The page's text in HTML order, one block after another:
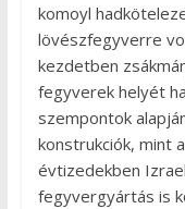
komoyl
lövészfegyverre
kezdetben
fegyverek helyét
szempontok
konstrukciók, mint
évtizedekben
fegyvergyártás is